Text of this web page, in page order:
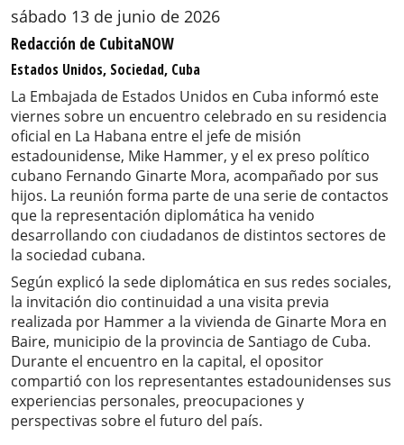
sábado 13 de junio de 2026
Redacción de CubitaNOW
Estados Unidos, Sociedad, Cuba
La Embajada de Estados Unidos en Cuba informó este
viernes sobre un encuentro celebrado en su residencia
oficial en La Habana entre el jefe de misión
estadounidense, Mike Hammer, y el ex preso político
cubano Fernando Ginarte Mora, acompañado por sus
hijos. La reunión forma parte de una serie de contactos
que la representación diplomática ha venido
desarrollando con ciudadanos de distintos sectores de
la sociedad cubana.
Según explicó la sede diplomática en sus redes sociales,
la invitación dio continuidad a una visita previa
realizada por Hammer a la vivienda de Ginarte Mora en
Baire, municipio de la provincia de Santiago de Cuba.
Durante el encuentro en la capital, el opositor
compartió con los representantes estadounidenses sus
experiencias personales, preocupaciones y
perspectivas sobre el futuro del país.